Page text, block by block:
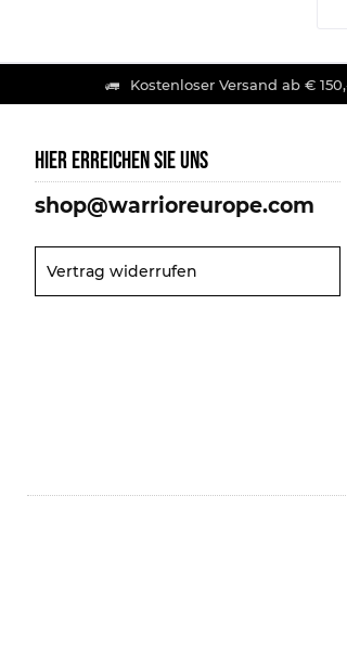
Kostenloser Versand ab €
HIER ERREICHEN SIE UNS
shop@warrioreurope.com
Vertrag widerrufen